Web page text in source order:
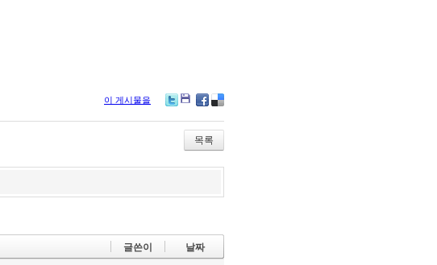
이 게시물을
y
bo
ok
ou
s
목록
글쓴이 날짜